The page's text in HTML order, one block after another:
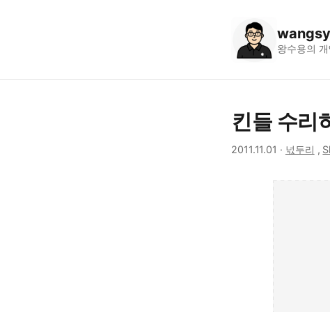
왕수용의
킨들 수리
2011.11.01 · 넋두리 ,